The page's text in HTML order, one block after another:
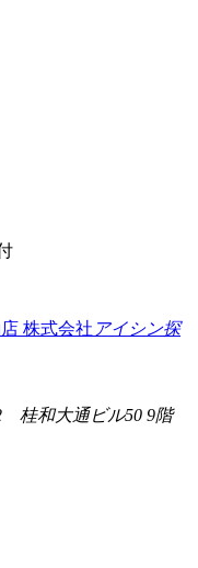
株式会社 アイシン探
桂和大通ビル50 9階